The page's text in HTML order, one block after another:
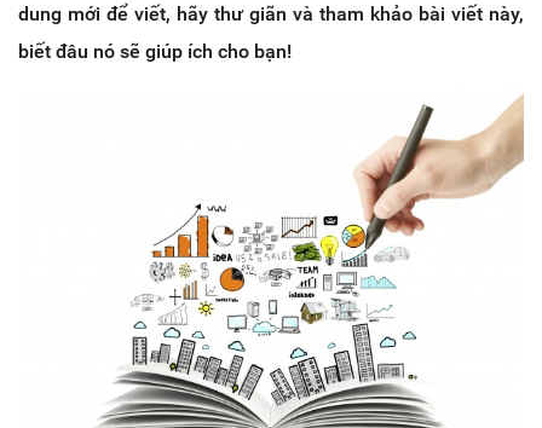
dung mới để viết, hãy thư giãn và tham khảo bài viết này,
biết đâu nó sẽ giúp ích cho bạn!